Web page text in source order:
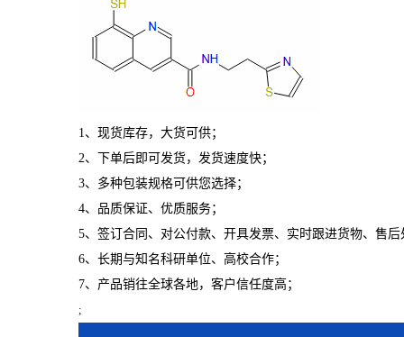
1、现货库存，大货可供；
2、下单后即可发货，发货速度快；
3、多种包装规格可供您选择；
4、品质保证、优质服务；
5、签订合同、对公付款、开具发票、实时跟进货物、售后
6、长期与知名科研单位、高校合作；
7、产品销往全球各地，客户信任度高；
;